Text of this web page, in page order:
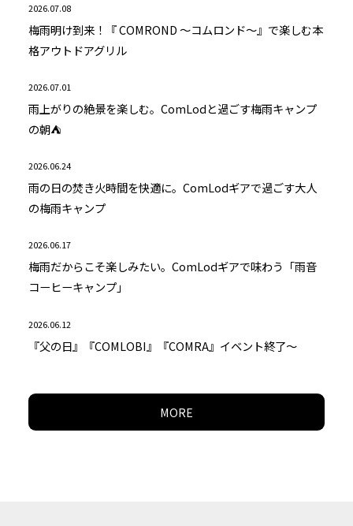
2026.07.08
梅雨明け到来！『 COMROND ～コムロンド～』で楽しむ本
格アウトドアグリル
2026.07.01
雨上がりの絶景を楽しむ。ComLodと過ごす梅雨キャンプ
の朝⛺
2026.06.24
雨の日の焚き火時間を快適に。ComLodギアで過ごす大人
の梅雨キャンプ
2026.06.17
梅雨だからこそ楽しみたい。ComLodギアで味わう「雨音
コーヒーキャンプ」
2026.06.12
『父の日』『COMLOBI』『COMRA』イベント終了～
MORE